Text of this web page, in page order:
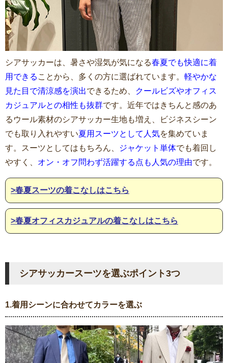
シアサッカーは、暑さや湿気が気になる春夏でも快適に着
用できる ことから、多くの方に選ばれています。 軽やかな
見た目で清涼感を演出できるため、
クールビズやオフィス
カジュアルとの相性も抜群です。近年ではきちんと感のあ
るウール素材のシアサッカー生地も増え、ビジネスシーン
でも取り入れやすい夏用スーツとして人気を集めていま
す。スーツとしてはもちろん、
ジャケット単体でも着回し
やすく、 オン・オフ問わず活躍する点も人気の理由です。
>春夏スーツの着こなしはこちら
>春夏オフィスカジュアルの着こなしはこちら
シアサッカースーツを選ぶポイント3つ
1.着用シーンに合わせてカラーを選ぶ